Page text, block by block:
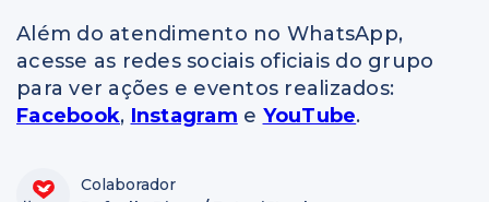
Além do atendimento no WhatsApp,
acesse as redes sociais oficiais do grupo
para ver ações e eventos realizados:
Facebook, Instagram e YouTube.
Colaborador